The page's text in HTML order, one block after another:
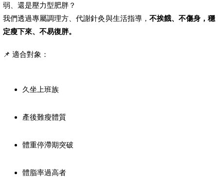
弱、還是壓力型肥胖？
我們透過專屬調理方、代謝針灸與生活指導， 不挨餓、不傷身，穩
定瘦下來、不易復胖。
📌 適合對象：
久坐上班族
產後難瘦體質
體重停滯期突破
體脂率過高者